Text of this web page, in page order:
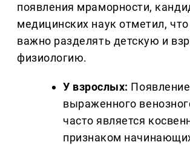
появления мраморности,
медицинских наук отметил, что
важно разделять детскую и
физиологию.
У взрослых: Появление
выраженного
часто является
признаком